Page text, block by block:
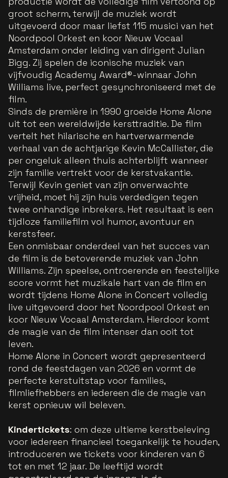
groot scherm, terwijl de muziek wordt
uitgevoerd door maar liefst 115 musici van het
Noordpool Orkest en koor Nieuw Vocaal
Amsterdam onder leiding van dirigent Julian
Bigg. Zij spelen de iconische muziek van
vijfvoudig Academy Award®-winnaar John
Williams live, perfect gesynchroniseerd met de
film.
Sinds de première in 1990 groeide Home Alone
uit tot een wereldwijde kersttraditie. De film
vertelt het hilarische en hartverwarmende
verhaal van de achtjarige Kevin McCallister, die
per ongeluk alleen thuis achterblijft wanneer
zijn familie vertrekt voor de kerstvakantie.
Terwijl Kevin geniet van zijn onverwachte
vrijheid, moet hij zijn huis verdedigen tegen
twee onhandige inbrekers. Het resultaat is een
tijdloze familiefilm vol humor, avontuur en
kerstsfeer.
Een onmisbaar onderdeel van het succes van
de film is de betoverende muziek van John
Williams. Zijn speelse, ontroerende en feestelijke
score vormt het muzikale hart van de film en
wordt tijdens Home Alone in Concert volledig
live uitgevoerd door het Noordpool Orkest en
koor Nieuw Vocaal Amsterdam. Hierdoor komt
de magie van de film intenser dan ooit tot
leven.
Home Alone in Concert wordt gepresenteerd
rond de feestdagen van 2026 en vormt de
perfecte kerstuitstap voor families,
filmliefhebbers en iedereen die de magie van
kerst opnieuw wil beleven.
Kindertickets: om deze ultieme kerstbeleving
voor iedereen financieel toegankelijk te houden,
introduceren we tickets voor kinderen van 6
tot en met 12 jaar. De leeftijd wordt